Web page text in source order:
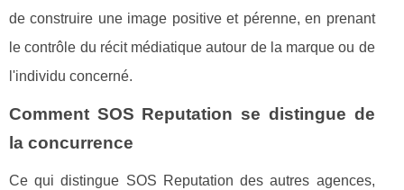
de construire une image positive et pérenne, en prenant
le contrôle du récit médiatique autour de la marque ou de
l'individu concerné.
Comment SOS Reputation se distingue de
la concurrence
Ce qui distingue SOS Reputation des autres agences,